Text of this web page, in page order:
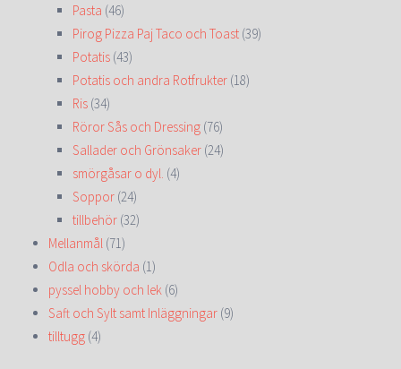
Pasta (46)
Pirog Pizza Paj Taco och Toast (39)
Potatis (43)
Potatis och andra Rotfrukter (18)
Ris (34)
Röror Sås och Dressing (76)
Sallader och Grönsaker (24)
smörgåsar o dyl. (4)
Soppor (24)
tillbehör (32)
Mellanmål (71)
Odla och skörda (1)
pyssel hobby och lek (6)
Saft och Sylt samt Inläggningar (9)
tilltugg (4)